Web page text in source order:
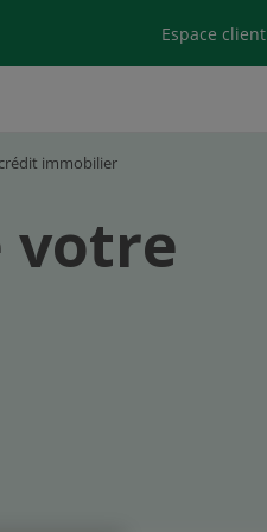
Espace client
immobilier
votre